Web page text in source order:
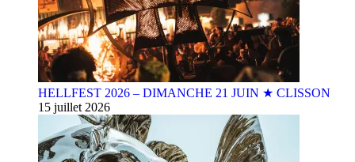
HELLFEST 2026 – DIMANCHE 21 JUIN ★ CLISSON
15 juillet 2026